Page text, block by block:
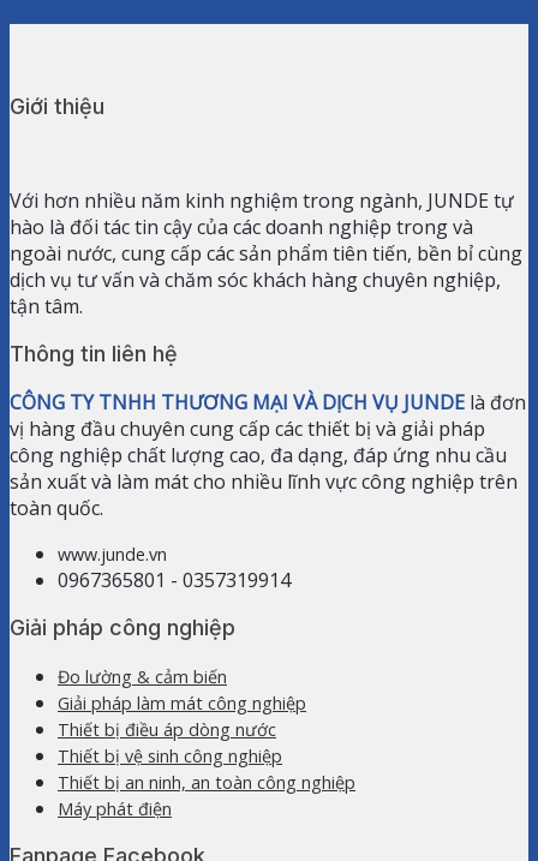
Giới thiệu
Với hơn nhiều năm kinh nghiệm trong ngành, JUNDE tự
hào là đối tác tin cậy của các doanh nghiệp trong và
ngoài nước, cung cấp các sản phẩm tiên tiến, bền bỉ cùng
dịch vụ tư vấn và chăm sóc khách hàng chuyên nghiệp,
tận tâm.
Thông tin liên hệ
CÔNG TY TNHH THƯƠNG MẠI VÀ DỊCH VỤ JUNDE là đơn
vị hàng đầu chuyên cung cấp các thiết bị và giải pháp
công nghiệp chất lượng cao, đa dạng, đáp ứng nhu cầu
sản xuất và làm mát cho nhiều lĩnh vực công nghiệp trên
toàn quốc.
www.junde.vn
0967365801 - 0357319914
Giải pháp công nghiệp
Đo lường & cảm biến
Giải pháp làm mát công nghiệp
Thiết bị điều áp dòng nước
Thiết bị vệ sinh công nghiệp
Thiết bị an ninh, an toàn công nghiệp
Máy phát điện